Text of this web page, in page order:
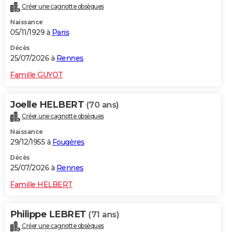
Créer une cagnotte obsèques
Naissance
05/11/1929 à Paris
Décès
25/07/2026 à Rennes
Famille GUYOT
Joelle HELBERT (70 ans)
Créer une cagnotte obsèques
Naissance
29/12/1955 à Fougères
Décès
25/07/2026 à Rennes
Famille HELBERT
Philippe LEBRET (71 ans)
Créer une cagnotte obsèques